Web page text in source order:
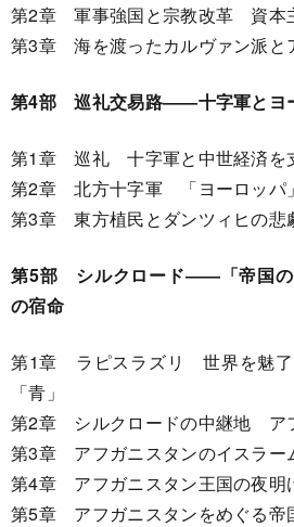
第2章 軍事強国と宗教改革 資本
第3章 海を渡ったカルヴァン派と
第4部 巡礼交易路――十字軍とヨ
第1章 巡礼 十字軍と中世経済を
第2章 北方十字軍 「ヨーロッパ
第3章 東方植民とダンツィヒの悲
第5部 シルクロード――「帝国の
の宿命
第1章 ラピスラズリ 世界を魅了
「青」
第2章 シルクロードの中継地 ア
第3章 アフガニスタンのイスラー
第4章 アフガニスタン王国の夜明
第5章 アフガニスタンをめぐる帝